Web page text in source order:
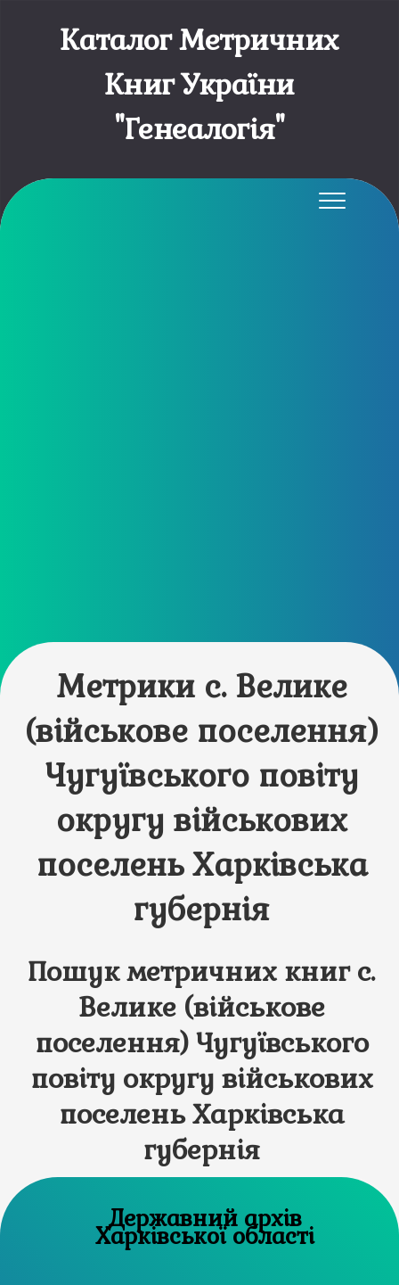
Каталог Метричних
Книг України
"Генеалогія"
Метрики с. Велике
(військове поселення)
Чугуївського повіту
округу військових
поселень Харківська
губернія
Пошук метричних книг с.
Велике (військове
поселення) Чугуївського
повіту округу військових
поселень Харківська
губернія
Державний архів
Харківської області